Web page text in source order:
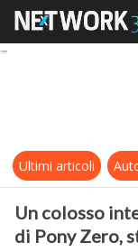
Ultimi articoli
Un colosso
di Pony Zero,